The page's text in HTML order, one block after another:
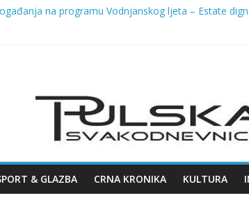
na programu Vodnjanskog ljeta – Estate
SREDIŠTE CRAFT PIVSKE SCENE – 8. KOLOVOZA
& GLAZBA CRNA KRONIKA KULTURA